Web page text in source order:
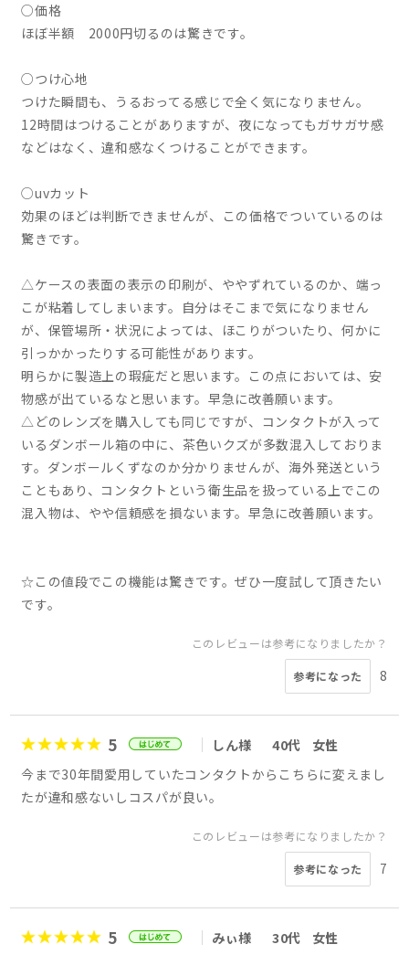
○価格
ほぼ半額 2000円切るのは驚きです。
○つけ心地
つけた瞬間も、うるおってる感じで全く気になりません。
12時間はつけることがありますが、夜になってもガサガサ感
などはなく、違和感なくつけることができます。
○uvカット
効果のほどは判断できませんが、この価格でついているのは
驚きです。
△ケースの表面の表示の印刷が、ややずれているのか、端っ
こが粘着してしまいます。自分はそこまで気になりません
が、保管場所・状況によっては、ほこりがついたり、何かに
引っかかったりする可能性があります。
明らかに製造上の瑕疵だと思います。この点においては、安
物感が出ているなと思います。早急に改善願います。
△どのレンズを購入しても同じですが、コンタクトが入って
いるダンボール箱の中に、茶色いクズが多数混入しておりま
す。ダンボールくずなのか分かりませんが、海外発送という
こともあり、コンタクトという衛生品を扱っている上でこの
混入物は、やや信頼感を損ないます。早急に改善願います。
☆この値段でこの機能は驚きです。ぜひ一度試して頂きたい
です。
このレビューは参考になりましたか？
参考になった 8
5 しん様 40代
女性
今まで30年間愛用していたコンタクトからこちらに変えまし
たが違和感ないしコスパが良い。
このレビューは参考になりましたか？
参考になった 7
5 みぃ様 30代 女性